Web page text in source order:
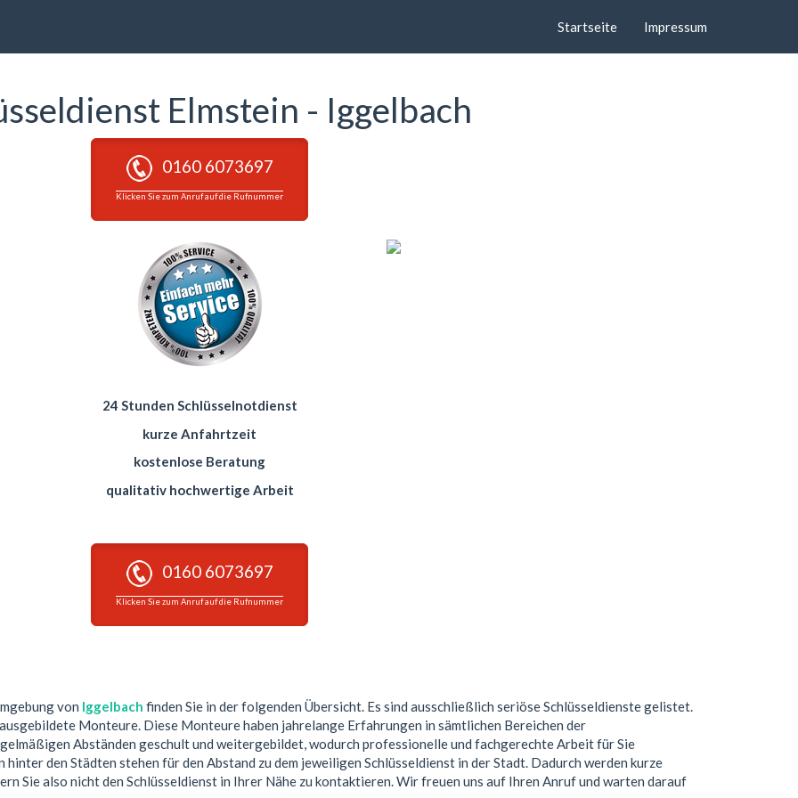
Startseite Impressum
Elmstein - Iggelbach
0160 6073697
Klicken Sie zum Anruf auf die Rufnummer
24 Stunden Schlüsselnotdienst
kurze Anfahrtzeit
kostenlose Beratung
qualitativ hochwertige Arbeit
0160 6073697
Klicken Sie zum Anruf auf die Rufnummer
von Iggelbach finden Sie in der folgenden Übersicht. Es sind ausschließlich seriöse Schlüsseldienste gelistet.
Monteure. Diese Monteure haben jahrelange Erfahrungen in sämtlichen Bereichen der
Abständen geschult und weitergebildet, wodurch professionelle und fachgerechte Arbeit für Sie
den Städten stehen für den Abstand zu dem jeweiligen Schlüsseldienst in der Stadt. Dadurch werden kurze
Sie also nicht den Schlüsseldienst in Ihrer Nähe zu kontaktieren. Wir freuen uns auf Ihren Anruf und warten darauf